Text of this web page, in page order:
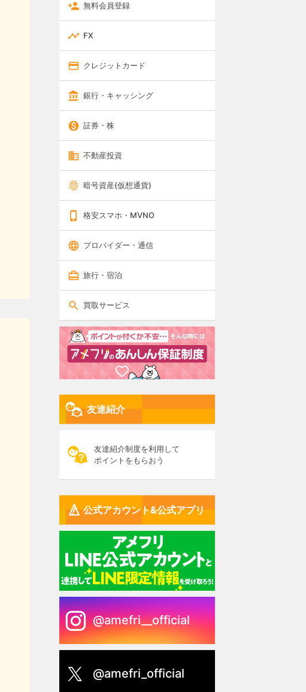
無料会員登録
FX
クレジットカード
銀行・キャッシング
証券・株
不動産投資
暗号資産(仮想通貨)
格安スマホ・MVNO
プロバイダー・通信
旅行・宿泊
買取サービス
友達紹介
友達紹介制度を利用して
ポイントをもらおう
公式アカウント&公式アプリ
@amefri__official
@amefri_official